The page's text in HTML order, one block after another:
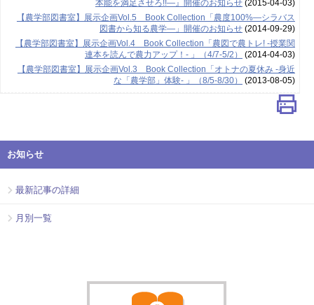
本能を満足させろ!!―』開催のお知らせ(2015-04-03)
【農学部図書室】展示企画Vol.5 Book Collection「農度100%―シラバス
図書から知る農学―」開催のお知らせ(2014-09-29)
【農学部図書室】展示企画Vol.4 Book Collection「農図で農トレ! -授業関
連本を読んで農力アップ！- 」（4/7-5/2）
(2014-04-03)
【農学部図書室】展示企画Vol.3 Book Collection「オトナの夏休み -身近
な「農学部」体験- 」（8/5-8/30）
(2013-08-05)
お知らせ
最新記事の詳細
月別一覧